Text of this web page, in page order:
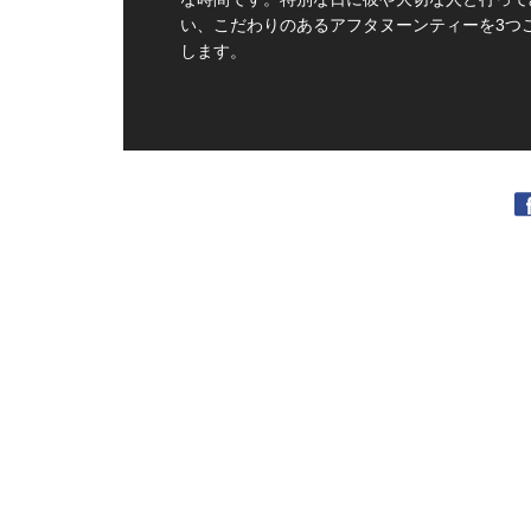
い、こだわりのあるアフタヌーンティーを3つ
します。